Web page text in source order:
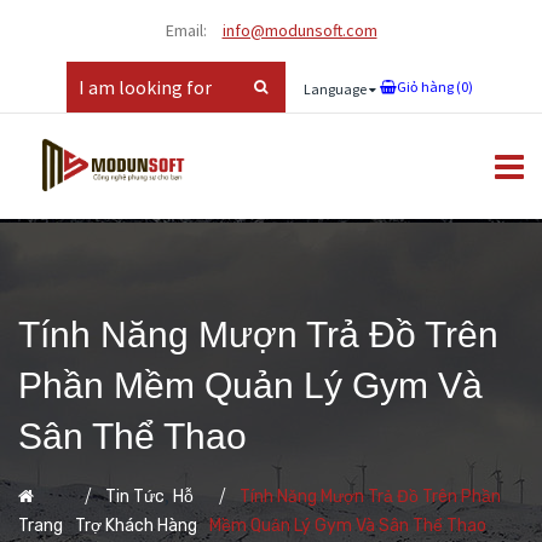
Email: info@modunsoft.com
Language Giỏ hàng (0)
Tính Năng Mượn Trả Đồ Trên
Phần Mềm Quản Lý Gym Và
Sân Thể Thao
Trang
Tin Tức,Hỗ
Trợ Khách Hàng
Tính Năng Mượn Trả Đồ Trên Phần
Mềm Quản Lý Gym Và Sân Thể Thao